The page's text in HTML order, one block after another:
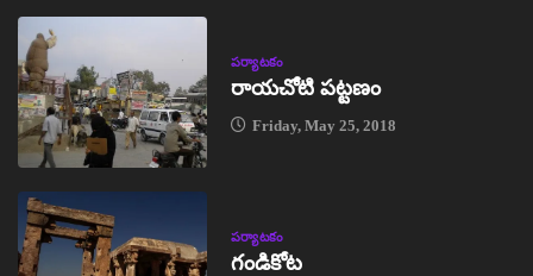
పర్యాటకం
రాయచోటి పట్టణం
Friday, May 25, 2018
పర్యాటకం
గండికోట